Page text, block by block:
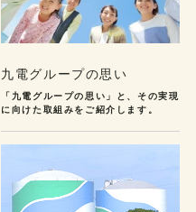
九電グループの思い
「九電グループの思い」と、その実現
に向けた取組みをご紹介します。